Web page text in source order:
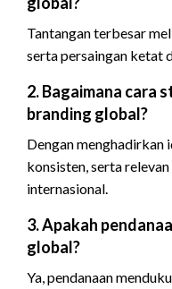
Tantangan terbesar
serta persaingan ketat
2. Bagaimana cara
branding global?
Dengan menghadirkan
konsisten, serta
internasional.
3. Apakah
global?
Ya, pendanaan